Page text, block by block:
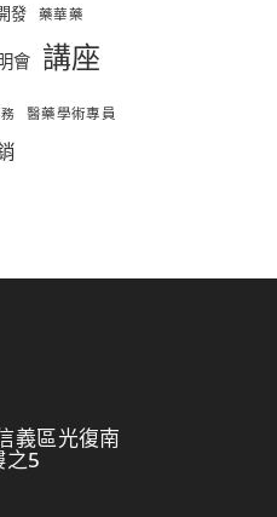
發 藥華藥
會 講座
醫藥學術專員
義區光復南
之5